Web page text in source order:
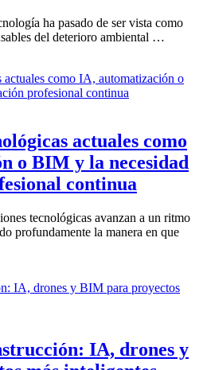
ha pasado de ser vista como
del deterioro ambiental …
actuales como
o BIM y la necesidad
continua
tecnológicas avanzan a un ritmo
profundamente la manera en que
IA, drones y